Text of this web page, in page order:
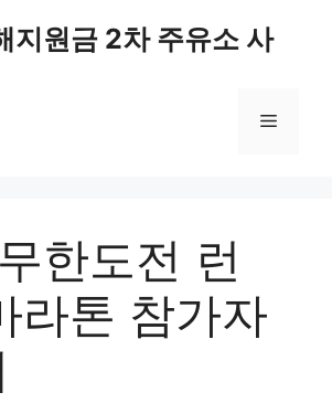
지원금 2차 주유소 사
메
한도전 런
라톤 참가자